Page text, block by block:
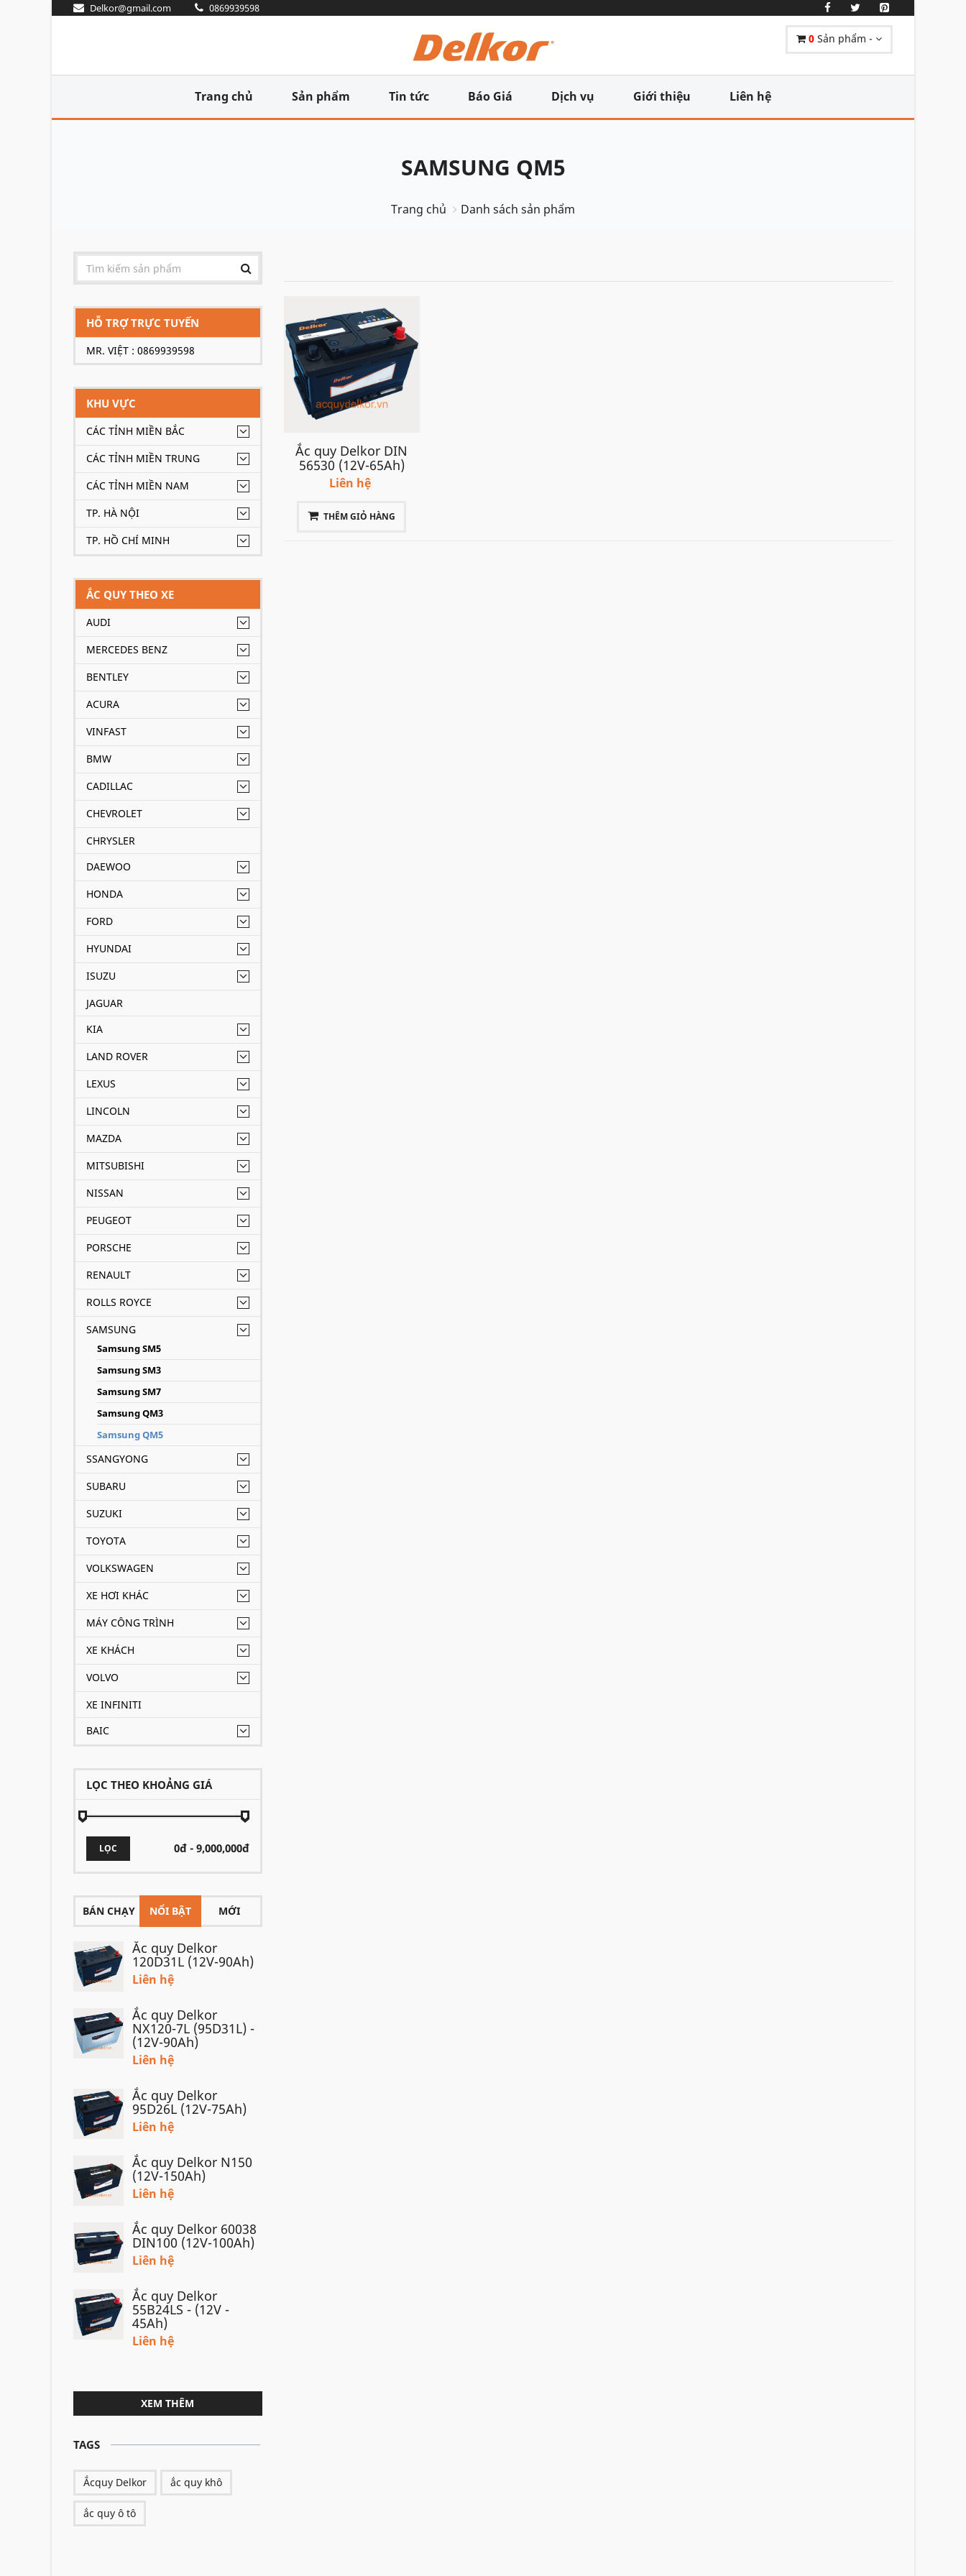
Delkor@gmail.com 0869939598
0 Sản phẩm -
Trang chủ Sản phẩm Tin tức Báo Giá Dịch vụ Giới thiệu Liên hệ
SAMSUNG QM5
Trang chủ Danh sách sản phẩm
HỖ TRỢ TRỰC TUYẾN
MR. VIỆT : 0869939598
KHU VỰC
CÁC TỈNH MIỀN BẮC
CÁC TỈNH MIỀN TRUNG
CÁC TỈNH MIỀN NAM
TP. HÀ NỘI
TP. HỒ CHÍ MINH
ẮC QUY THEO XE
AUDI
MERCEDES BENZ
BENTLEY
ACURA
VINFAST
BMW
CADILLAC
CHEVROLET
CHRYSLER
DAEWOO
HONDA
FORD
HYUNDAI
ISUZU
JAGUAR
KIA
LAND ROVER
LEXUS
LINCOLN
MAZDA
MITSUBISHI
NISSAN
PEUGEOT
PORSCHE
RENAULT
ROLLS ROYCE
SAMSUNG
Samsung SM5
Samsung SM3
Samsung SM7
Samsung QM3
Samsung QM5
SSANGYONG
SUBARU
SUZUKI
TOYOTA
VOLKSWAGEN
XE HƠI KHÁC
MÁY CÔNG TRÌNH
XE KHÁCH
VOLVO
XE INFINITI
BAIC
LỌC THEO KHOẢNG GIÁ
LỌC
BÁN CHẠY NỔI BẬT MỚI
Ắc quy Delkor
120D31L (12V-90Ah)
Liên hệ
Ắc quy Delkor
NX120-7L (95D31L) -
(12V-90Ah)
Liên hệ
Ắc quy Delkor
95D26L (12V-75Ah)
Liên hệ
Ắc quy Delkor N150
(12V-150Ah)
Liên hệ
Ắc quy Delkor 60038
DIN100 (12V-100Ah)
Liên hệ
Ắc quy Delkor
55B24LS - (12V -
45Ah)
Liên hệ
XEM THÊM
TAGS
Ắcquy Delkor ắc quy khô
ắc quy ô tô
Ắc quy Delkor DIN
56530 (12V-65Ah)
Liên hệ
THÊM GIỎ HÀNG